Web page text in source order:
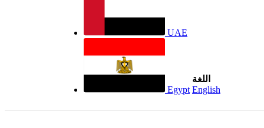
UAE
Egypt
اللغة
English